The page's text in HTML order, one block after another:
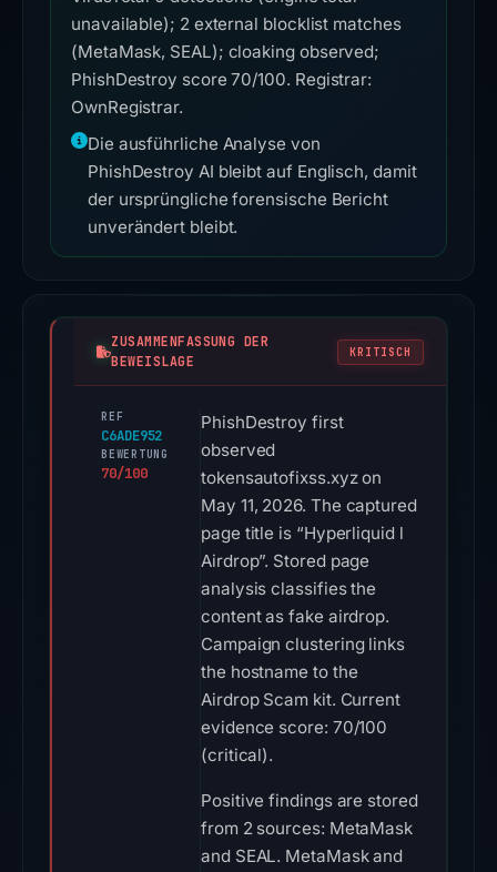
unavailable); 2 external blocklist matches
(MetaMask, SEAL); cloaking observed;
PhishDestroy score 70/100. Registrar:
OwnRegistrar.
Die ausführliche Analyse von
PhishDestroy AI bleibt auf Englisch, damit
der ursprüngliche forensische Bericht
unverändert bleibt.
ZUSAMMENFASSUNG DER
BEWEISLAGE
KRITISCH
REF
C6ADE952
BEWERTUNG
70/100
PhishDestroy first
observed
tokensautofixss.xyz on
May 11, 2026. The captured
page title is “Hyperliquid l
Airdrop”. Stored page
analysis classifies the
content as fake airdrop.
Campaign clustering links
the hostname to the
Airdrop Scam kit. Current
evidence score: 70/100
(critical).
Positive findings are stored
from 2 sources: MetaMask
and SEAL. MetaMask and